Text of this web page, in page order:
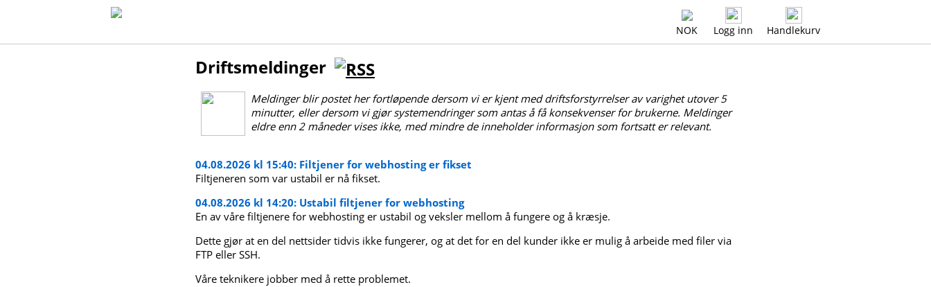
NOK Logg inn Handlekurv
Driftsmeldinger
Meldinger blir postet her fortløpende dersom vi er kjent med driftsforstyrrelser av varighet utover 5
minutter, eller dersom vi gjør systemendringer som antas å få konsekvenser for brukerne. Meldinger
eldre enn 2 måneder vises ikke, med mindre de inneholder informasjon som fortsatt er relevant.
04.08.2026 kl 15:40: Filtjener for webhosting er fikset
Filtjeneren som var ustabil er nå fikset.
04.08.2026 kl 14:20: Ustabil filtjener for webhosting
En av våre filtjenere for webhosting er ustabil og veksler mellom å fungere og å kræsje.
Dette gjør at en del nettsider tidvis ikke fungerer, og at det for en del kunder ikke er mulig å arbeide med filer via
FTP eller SSH.
Våre teknikere jobber med å rette problemet.